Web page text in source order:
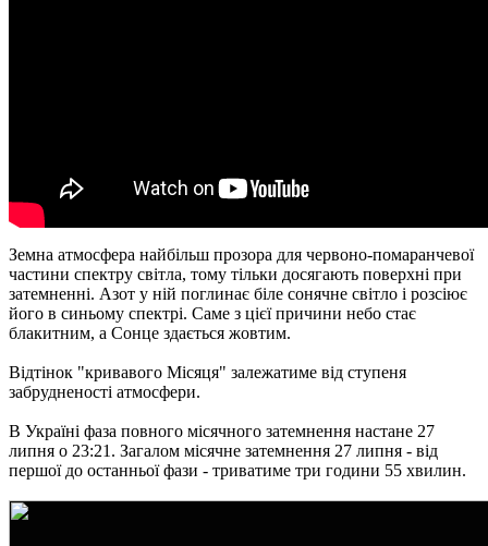
Земна атмосфера найбільш прозора для червоно-помаранчевої
частини спектру світла, тому тільки досягають поверхні при
затемненні. Азот у ній поглинає біле сонячне світло і розсіює
його в синьому спектрі. Саме з цієї причини небо стає
блакитним, а Сонце здається жовтим.
Відтінок "кривавого Місяця" залежатиме від ступеня
забрудненості атмосфери.
В Україні фаза повного місячного затемнення настане 27
липня о 23:21. Загалом місячне затемнення 27 липня - від
першої до останньої фази - триватиме три години 55 хвилин.